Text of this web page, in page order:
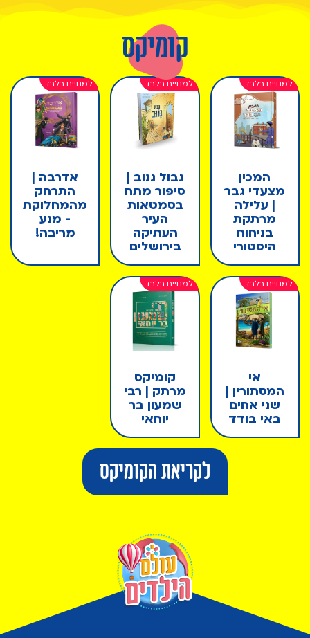
קומיקס
המכין
מצעדי גבר
| עלילה
מרתקת
בניחוח
היסטורי
גבול גנוב |
סיפור מתח
בסמטאות
העיר
העתיקה
בירושלים
אדרבה |
התרחק
מהמחלוקת
- מנע
מריבה!
אי
המסתורין |
שני אחים
באי בודד
קומיקס
מרתק | רבי
שמעון בר
יוחאי
לקריאת הקומיקס